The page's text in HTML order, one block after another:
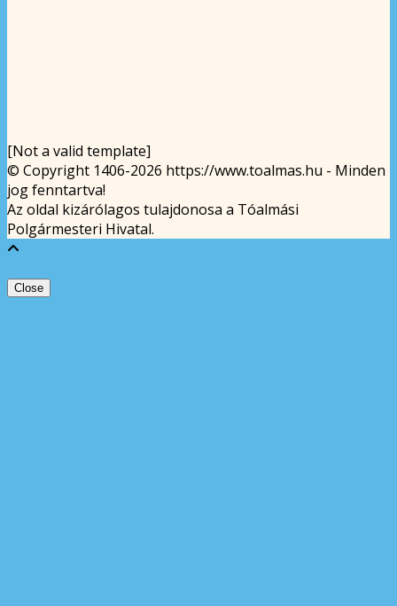
[Not a valid template]
© Copyright 1406-2026 https://www.toalmas.hu - Minden
jog fenntartva!
Az oldal kizárólagos tulajdonosa a Tóalmási
Polgármesteri Hivatal.
Close